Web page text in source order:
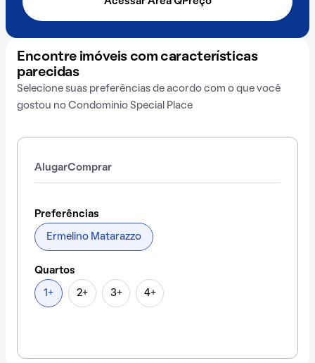
Encontre imóveis com características
parecidas
Selecione suas preferências de acordo com o que você
gostou no Condomínio Special Place
AlugarComprar
Preferências
Ermelino Matarazzo
Quartos
1+ 2+ 3+ 4+